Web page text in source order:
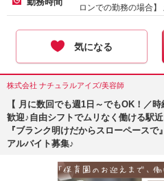
ロンでの勤務の場合
気になる
株式会社 ナチュラルアイズ/美容師
【 月に数回でも週1日～でもOK！／
歓迎♪自由シフトでムリなく働ける駅
『ブランク明けだからスローペースで
アルバイト募集♪